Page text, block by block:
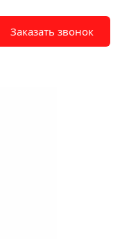
Заказать звонок